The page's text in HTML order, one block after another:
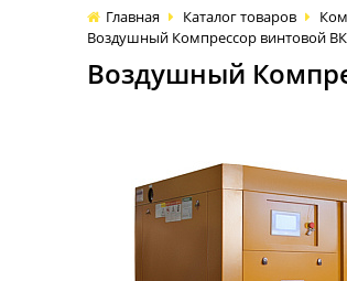
Главная Каталог товаров
Воздушный Компрессор винтовой ВК-
Воздушный